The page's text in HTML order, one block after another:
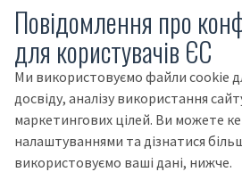
Повідомлення про
для користувачів ЄС
Ми використовуємо файли cookie
досвіду, аналізу використання
маркетингових цілей. Ви можете
налаштуваннями та дізнатися
використовуємо ваші дані, нижче.